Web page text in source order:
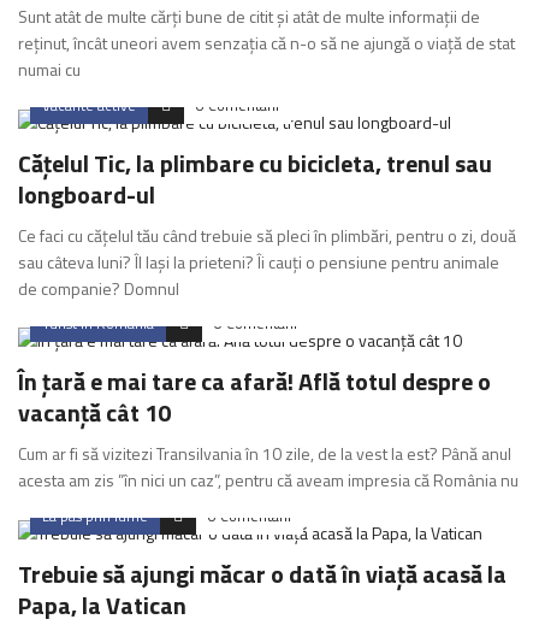
Sunt atât de multe cărți bune de citit și atât de multe informații de
reținut, încât uneori avem senzația că n-o să ne ajungă o viață de stat
numai cu
Vacante active 0 Comentarii
Cățelul Tic, la plimbare cu bicicleta, trenul sau
longboard-ul
Ce faci cu cățelul tău când trebuie să pleci în plimbări, pentru o zi, două
sau câteva luni? Îl lași la prieteni? Îi cauți o pensiune pentru animale
de companie? Domnul
Turist in Romania 0 Comentarii
În țară e mai tare ca afară! Află totul despre o
vacanță cât 10
Cum ar fi să vizitezi Transilvania în 10 zile, de la vest la est? Până anul
acesta am zis ”în nici un caz”, pentru că aveam impresia că România nu
La pas prin lume 0 Comentarii
Trebuie să ajungi măcar o dată în viață acasă la
Papa, la Vatican